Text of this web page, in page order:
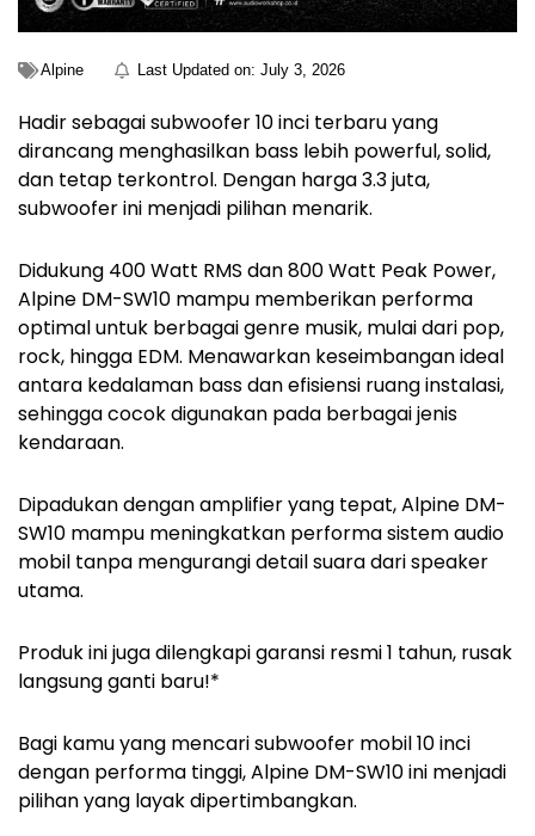
Alpine Last Updated on: July 3, 2026
Hadir sebagai subwoofer 10 inci terbaru yang
dirancang menghasilkan bass lebih powerful, solid,
dan tetap terkontrol. Dengan harga 3.3 juta,
subwoofer ini menjadi pilihan menarik.
Didukung 400 Watt RMS dan 800 Watt Peak Power,
Alpine DM-SW10 mampu memberikan performa
optimal untuk berbagai genre musik, mulai dari pop,
rock, hingga EDM. Menawarkan keseimbangan ideal
antara kedalaman bass dan efisiensi ruang instalasi,
sehingga cocok digunakan pada berbagai jenis
kendaraan.
Dipadukan dengan amplifier yang tepat, Alpine DM-
SW10 mampu meningkatkan performa sistem audio
mobil tanpa mengurangi detail suara dari speaker
utama.
Produk ini juga dilengkapi garansi resmi 1 tahun, rusak
langsung ganti baru!*
Bagi kamu yang mencari subwoofer mobil 10 inci
dengan performa tinggi, Alpine DM-SW10 ini menjadi
pilihan yang layak dipertimbangkan.